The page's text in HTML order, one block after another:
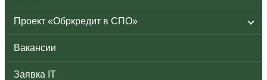
Проект «Обркредит в СПО»
Вакансии
Заявка IT